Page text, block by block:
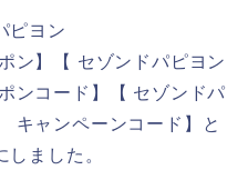
ピヨン
ン】【 セゾンドパピヨン
ンコード】【 セゾンドパ
キャンペーンコード】と
ました。